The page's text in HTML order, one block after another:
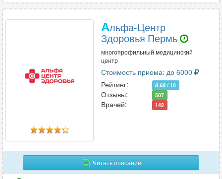
Альфа-Центр
Здоровья Пермь
многопрофильный медицинский
центр
Стоимость приема: до 6000
Рейтинг:
8.68 / 10
Отзывы: 507
Врачей: 142
Читать описание